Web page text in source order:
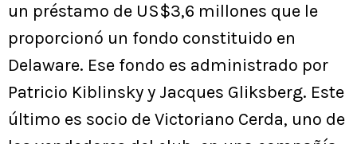
un préstamo de US$3,6 millones que le
proporcionó un fondo constituido en
Delaware. Ese fondo es administrado por
Patricio Kiblinsky y Jacques Gliksberg. Este
último es socio de Victoriano Cerda, uno de